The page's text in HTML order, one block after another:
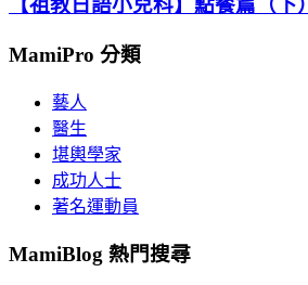
【祖教日語小兒科】點餐篇（下）
MamiPro 分類
藝人
醫生
堪輿學家
成功人士
著名運動員
MamiBlog 熱門搜尋